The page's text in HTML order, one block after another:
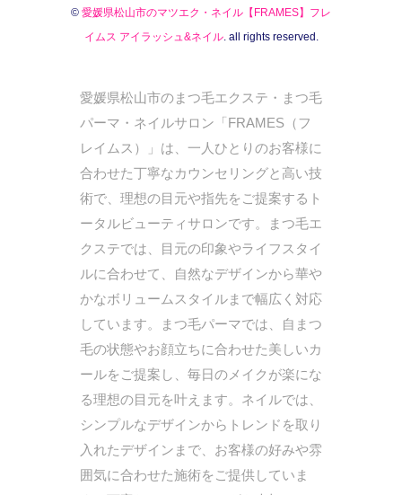
© 愛媛県松山市のマツエク・ネイル【FRAMES】フレ
イムス アイラッシュ&ネイル. all rights reserved.
愛媛県松山市のまつ毛エクステ・まつ毛
パーマ・ネイルサロン「FRAMES（フ
レイムス）」は、一人ひとりのお客様に
合わせた丁寧なカウンセリングと高い技
術で、理想の目元や指先をご提案するト
ータルビューティサロンです。まつ毛エ
クステでは、目元の印象やライフスタイ
ルに合わせて、自然なデザインから華や
かなボリュームスタイルまで幅広く対応
しています。まつ毛パーマでは、自まつ
毛の状態やお顔立ちに合わせた美しいカ
ールをご提案し、毎日のメイクが楽にな
る理想の目元を叶えます。ネイルでは、
シンプルなデザインからトレンドを取り
入れたデザインまで、お客様の好みや雰
囲気に合わせた施術をご提供していま